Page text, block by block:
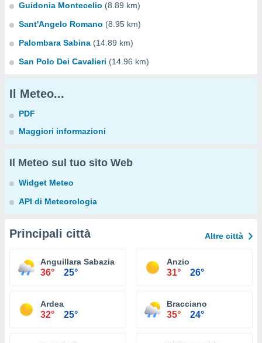
Guidonia Montecelio (8.89 km)
Sant'Angelo Romano (8.95 km)
Palombara Sabina (14.89 km)
San Polo Dei Cavalieri (14.96 km)
Il Meteo...
PDF
Maggiori informazioni
Il Meteo sul tuo sito Web
Widget Meteo
API di Meteorologia
Principali città Altre città
Anguillara Sabazia
36° 25°
Anzio
31° 26°
Ardea
32° 25°
Bracciano
35° 24°